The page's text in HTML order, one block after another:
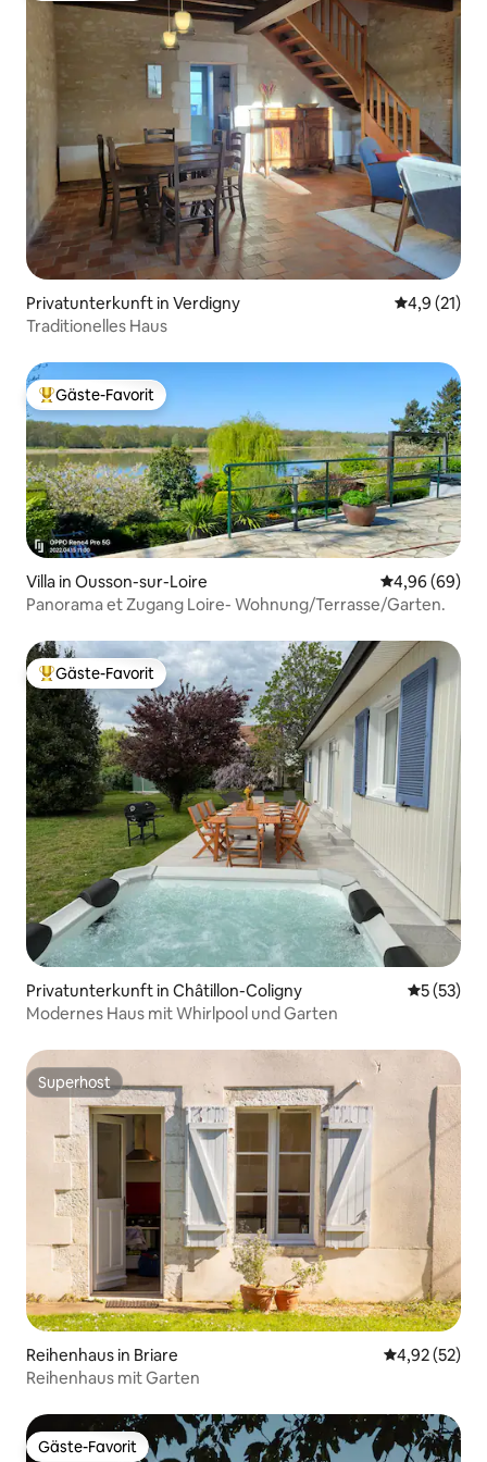
Privatunterkunft in Verdigny
4,9 (21)
Traditionelles Haus
Beliebter Gäste-Favorit.
Gäste-Favorit
Villa in Ousson-sur-Loire
4,96 (69)
Panorama et Zugang Loire- Wohnung/Terrasse/Garten.
Beliebter Gäste-Favorit.
Gäste-Favorit
Privatunterkunft in Châtillon-Coligny
5 (53)
Modernes Haus mit Whirlpool und Garten
Superhost
Superhost
Reihenhaus in Briare
4,92 (52)
Reihenhaus mit Garten
Gäste-Favorit
Gäste-Favorit